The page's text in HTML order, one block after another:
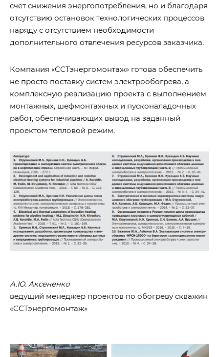
счет снижения энергопотребления, но и благодаря
отсутствию остановок технологических процессов
наряду с отсутствием необходимости
дополнительного отвлечения ресурсов заказчика.
Компания «ССТэнергомонтаж» готова обеспечить
не просто поставку систем электрообогрева, а
комплексную реализацию проекта с выполнением
монтажных, шефмонтажных и пусконаладочных
работ, обеспечивающих вывод на заданный
проектом тепловой режим.
А.Ю. Аксененко
ведущий менеджер проектов по обогреву скважин
«ССТэнергомонтаж»